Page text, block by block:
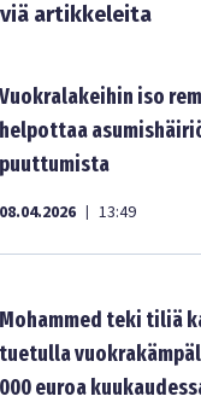
artikkeleita
Vuokralakeihin iso
helpottaa
puuttumista
08.04.2026 | 13:49
Mohammed teki tiliä
tuetulla
000 euroa